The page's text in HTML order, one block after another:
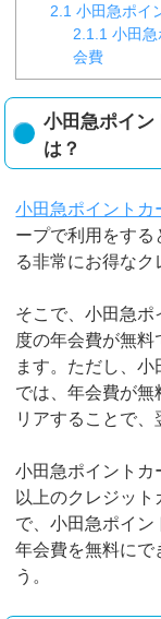
2.1 小田急ポイ
2.1.1 小田
会費
小田急ポイン
は？
小田急ポイントカ
ープで利用をす
る非常にお得なク
そこで、小田急
度の年会費が無料
ます。ただし、小
では、年会費が無
リアすることで、
小田急ポイントカ
以上のクレジッ
で、小田急ポイン
年会費を無料にで
う。